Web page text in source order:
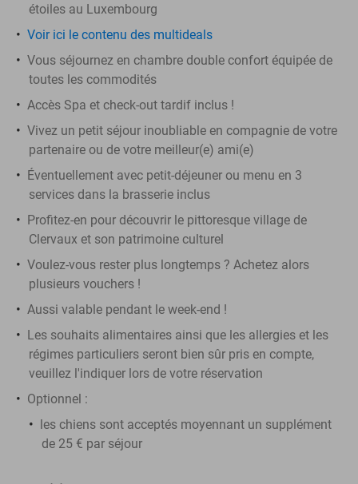
étoiles au Luxembourg
Voir ici le contenu des multideals
Vous séjournez en chambre double confort équipée de
toutes les commodités
Accès Spa et check-out tardif inclus !
Vivez un petit séjour inoubliable en compagnie de votre
partenaire ou de votre meilleur(e) ami(e)
Éventuellement avec petit-déjeuner ou menu en 3
services dans la brasserie inclus
Profitez-en pour découvrir le pittoresque village de
Clervaux et son patrimoine culturel
Voulez-vous rester plus longtemps ? Achetez alors
plusieurs vouchers !
Aussi valable pendant le week-end !
Les souhaits alimentaires ainsi que les allergies et les
régimes particuliers seront bien sûr pris en compte,
veuillez l'indiquer lors de votre réservation
Optionnel :
les chiens sont acceptés moyennant un supplément
de 25 € par séjour